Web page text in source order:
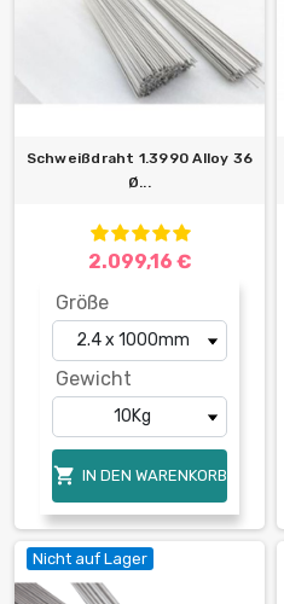
Schweißdraht 1.3990 Alloy 36
Ø...
2.099,16 €
Größe
Gewicht
 IN DEN WARENKORB
Nicht auf Lager